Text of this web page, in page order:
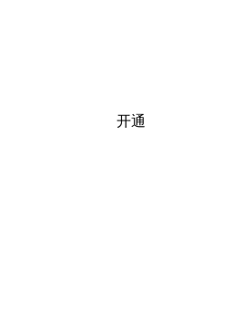
开通